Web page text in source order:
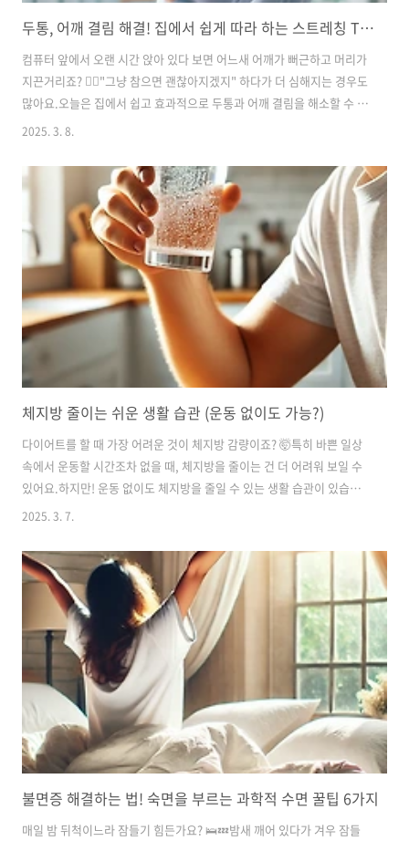
두통, 어깨 결림 해결! 집에서 쉽게 따라 하는 스트레칭 TOP 5
컴퓨터 앞에서 오랜 시간 앉아 있다 보면 어느새 어깨가 뻐근하고 머리가
지끈거리죠? 😵‍💫"그냥 참으면 괜찮아지겠지" 하다가 더 심해지는 경우도
많아요.오늘은 집에서 쉽고 효과적으로 두통과 어깨 결림을 해소할 수 있
는 스트레칭 5가지를 알려드릴게요!따라 하기 쉬우면서도 효과가 좋은
일상에서 겪는 두통과 어깨 결림은 대부분 근육 긴장과 혈액순환 문제 때
문이에요.✔ 오래 앉아 있거나 나쁜 자세✔ 스트레스와 피로 누적✔ 운동
부족으로 인한 근육 약화✔ 스마트폰, 컴퓨터 사용으로 인한 거북목 증후
군이런 이유로 목과 어깨 근육이 뭉치면서 혈액순환이 잘 안 되고, 신경
이 눌리면서 두통까지 유발하게 돼요.이럴 땐 스트레칭이 최고의 해결책!
2025. 3. 8.
체지방 줄이는 쉬운 생활 습관 (운동 없이도 가능?)
다이어트를 할 때 가장 어려운 것이 체지방 감량이죠? 🤯특히 바쁜 일상
속에서 운동할 시간조차 없을 때, 체지방을 줄이는 건 더 어려워 보일 수
있어요.하지만! 운동 없이도 체지방을 줄일 수 있는 생활 습관이 있습니
다.작은 습관만 바꿔도 기초대사량을 높이고, 지방을 태우는 몸을 만들
릴게요.이 습관들을 실천하면 굶지 않고도 건강하게 체지방 감량이 가능
합니다! 🚀✅ 1. 하루 2L 이상 물 마시기 💧물을 충분히 마시는 것만으로
도 체지방 감량에 도움이 됩니다!🔹 물 마시면 좋은 점✔ 신진대사 촉진
→ 지방 연소 속도 증가✔ 포만감 유지 → 과식 예방✔ 노폐물 배출 → 부
종 완화 & 몸이 가벼워짐📌 Tip:👉 식사 30분 전 물..
2025. 3. 7.
불면증 해결하는 법! 숙면을 부르는 과학적 수면 꿀팁 6가지
매일 밤 뒤척이느라 잠들기 힘든가요? 🛌💤밤새 깨어 있다가 겨우 잠들